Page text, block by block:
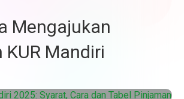
Mengajukan
KUR Mandiri